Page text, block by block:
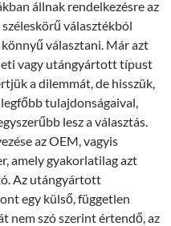
állnak rendelkezésre az
választékból
választani. Már azt
vagy utángyártott típust
a dilemmát, de hisszük,
tulajdonságaival,
lesz a választás.
az OEM, vagyis
amely gyakorlatilag azt
Az utángyártott
egy külső, független
nem szó szerint értendő, az